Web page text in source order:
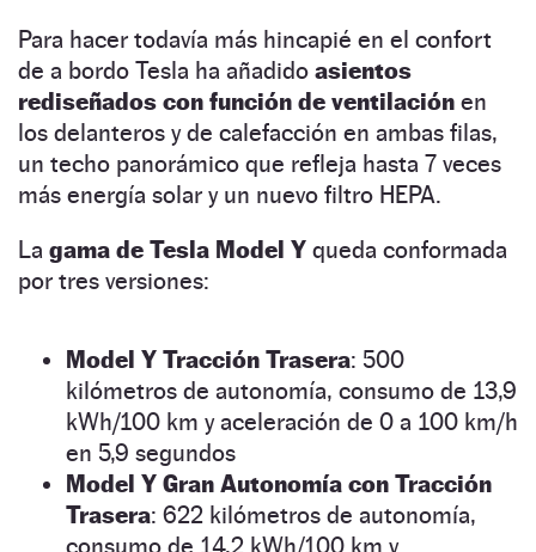
Para hacer todavía más hincapié en el confort
de a bordo Tesla ha añadido asientos
rediseñados con función de ventilación en
los delanteros y de calefacción en ambas filas,
un techo panorámico que refleja hasta 7 veces
más energía solar y un nuevo filtro HEPA.
La gama de Tesla Model Y queda conformada
por tres versiones:
Model Y Tracción Trasera: 500
kilómetros de autonomía, consumo de 13,9
kWh/100 km y aceleración de 0 a 100 km/h
en 5,9 segundos
Model Y Gran Autonomía con Tracción
Trasera: 622 kilómetros de autonomía,
consumo de 14,2 kWh/100 km y